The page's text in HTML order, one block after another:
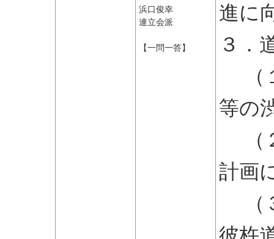
浜口俊幸
連立会派
【一問一答】
進に
３．
（
等の
（
計画
（